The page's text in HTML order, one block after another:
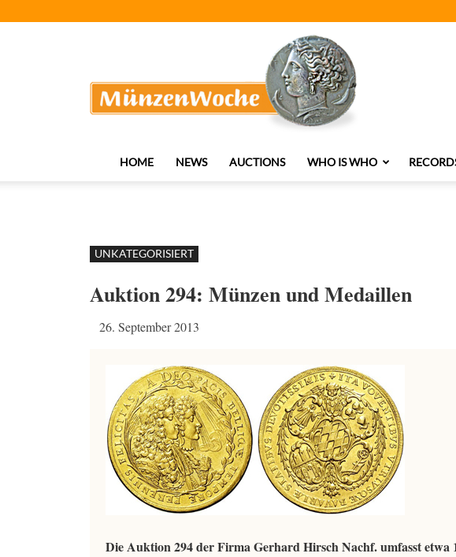
HOME NEWS AUCTIONS WHO IS WHO
UNKATEGORISIERT
Auktion 294: Münzen und Medaillen
26. September 2013
Die Auktion 294 der Firma Gerhard Hirsch Nachf. umfasst etwa